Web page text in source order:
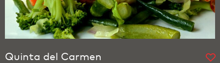
Quinta del Carmen